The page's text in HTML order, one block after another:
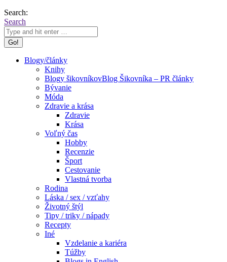
Search:
Search
Blogy/články
Knihy
Blogy šikovníkovBlog Šikovníka – PR články
Bývanie
Móda
Zdravie a krása
Zdravie
Krása
Voľný čas
Hobby
Recenzie
Šport
Cestovanie
Vlastná tvorba
Rodina
Láska / sex / vzťahy
Životný štýl
Tipy / triky / nápady
Recepty
Iné
Vzdelanie a kariéra
Túžby